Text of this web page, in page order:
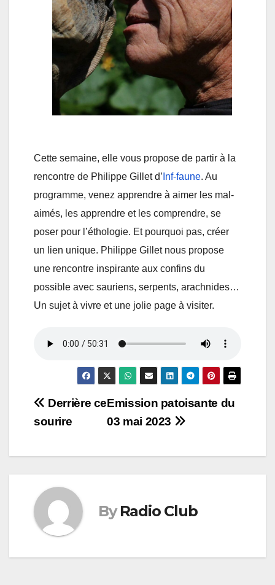
Cette semaine, elle vous propose de partir à la
rencontre de Philippe Gillet d’ Inf-faune. Au
programme, venez apprendre à aimer les mal-
aimés, les apprendre et les comprendre, se
poser pour l’éthologie. Et pourquoi pas, créer
un lien unique. Philippe Gillet nous propose
une rencontre inspirante aux confins du
possible avec sauriens, serpents, arachnides…
Un sujet à vivre et une jolie page à visiter.
Navigation
de
l’article
Emission patoisante du
03 mai 2023
Derrière ce
sourire
By Radio Club